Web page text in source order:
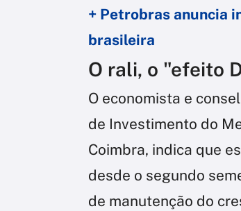
+ Petrobras anuncia
brasileira
O rali, o "efeito
O economista e
de Investimento do
Coimbra, indica que
desde o segundo
de manutenção do